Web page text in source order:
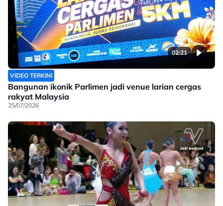
02:21
VIDEO TERKINI
Bangunan ikonik Parlimen jadi venue larian cergas
rakyat Malaysia
25/07/2026